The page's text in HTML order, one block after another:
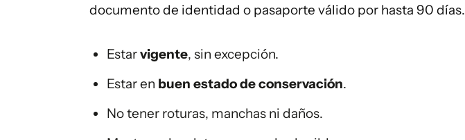
documento de identidad o pasaporte válido por hasta 90 días.
Estarvigente, sin excepción.
Estar en buen estado de conservación.
No tener roturas, manchas ni daños.